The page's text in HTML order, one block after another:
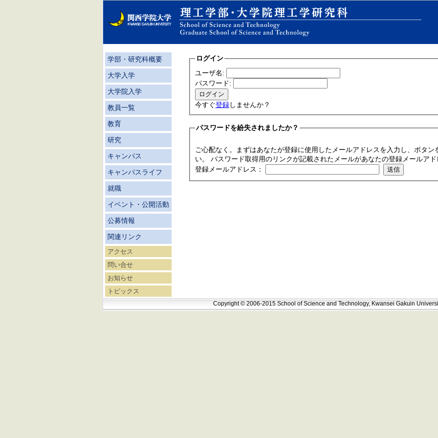
学部・研究科概要
大学入学
大学院入学
教員一覧
教育
研究
キャンパス
キャンパスライフ
就職
イベント・公開活動
公募情報
関連リンク
アクセス
問い合せ
お知らせ
トピックス
ログイン
ユーザ名:
パスワード:
今すぐ登録しませんか？
パスワードを紛失されましたか？
ご心配なく。まずはあなたが登録に使用したメールアドレスを入力し、ボタン
い。 パスワード取得用のリンクが記載されたメールがあなたの登録メールア
登録メールアドレス：
Copyright © 2006-2015 School of Science and Technology, Kwansei Gakuin